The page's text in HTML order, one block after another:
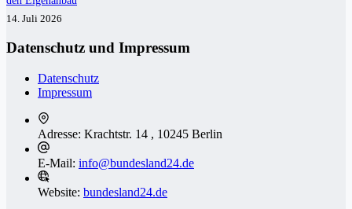
14. Juli 2026
Datenschutz und Impressum
Datenschutz
Impressum
Adresse: Krachtstr. 14 , 10245 Berlin
E-Mail: info@bundesland24.de
Website: bundesland24.de